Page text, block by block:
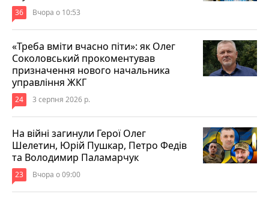
36 Вчора о 10:53
«Треба вміти вчасно піти»: як Олег
Соколовський прокоментував
призначення нового начальника
управління ЖКГ
24 3 серпня 2026 р.
На війні загинули Герої Олег
Шелетин, Юрій Пушкар, Петро Федів
та Володимир Паламарчук
23 Вчора о 09:00